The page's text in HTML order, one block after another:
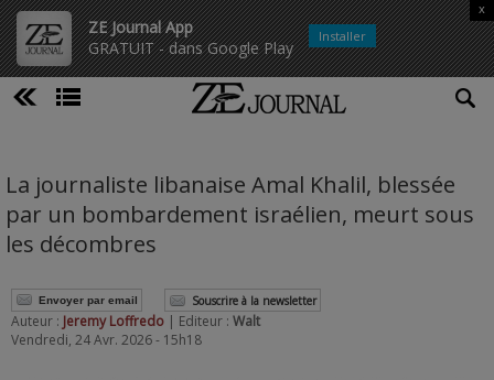
ZE Journal App
GRATUIT - dans Google Play
x
Installer
La journaliste libanaise Amal Khalil, blessée
par un bombardement israélien, meurt sous
les décombres
Envoyer par email Souscrire à la newsletter
Auteur : Jeremy Loffredo | Editeur : Walt
Vendredi, 24 Avr. 2026 - 15h18